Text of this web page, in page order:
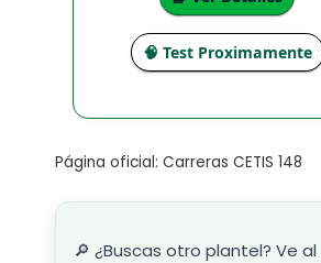
🧠 Test Proximamente
Página oficial: Carreras CETIS 148
🔎 ¿Buscas otro plantel? Ve al